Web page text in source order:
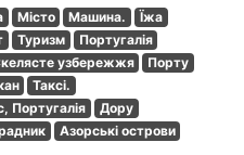
Місто Машина.
Їжа
Туризм
Португалія
узбережжя
Порту
Таксі.
Португалія
Дору
Азорські острови